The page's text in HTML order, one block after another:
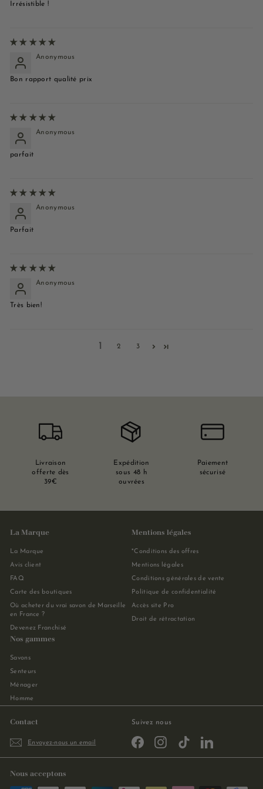
Irrésistible !
Anonymous
Bon rapport qualité prix
Anonymous
parfait
Anonymous
Parfait
Anonymous
Très bien!
1 2 3
Livraison
offerte dès
39€
Expédition
sous 48 h
ouvrées
Paiement
sécurisé
La Marque
La Marque
Avis client
FAQ
Carte des boutiques
Où acheter du vrai savon de Marseille
en France ?
Devenez Franchisé
Mentions légales
*Conditions des offres
Mentions légales
Conditions générales de vente
Politique de confidentialité
Accès site Pro
Droit de rétractation
Nos gammes
Savons
Senteurs
Ménager
Homme
Contact
Envoyez-nous un email
Suivez nous
FacebookInstagramTikTok LinkedIn
Nous acceptons